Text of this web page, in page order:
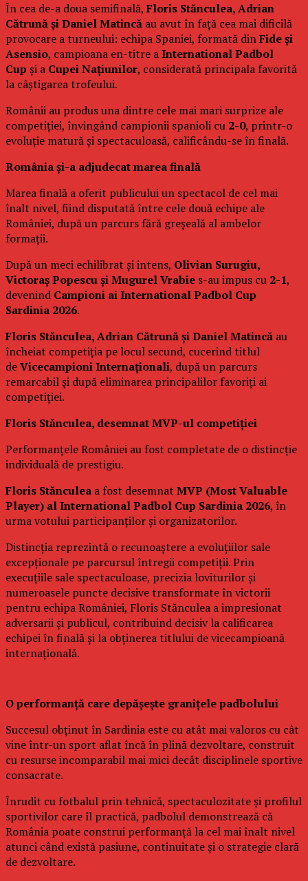
În cea de-a doua semifinală,Floris Stănculea, Adrian
Cătrună și Daniel Matincă au avut în față cea mai dificilă
provocare a turneului: echipa Spaniei, formată dinFide și
Asensio, campioana en-titre aInternational Padbol
Cup și a Cupei Națiunilor, considerată principala favorită
la câștigarea trofeului.
Românii au produs una dintre cele mai mari surprize ale
competiției, învingând campionii spanioli cu 2-0, printr-o
evoluție matură și spectaculoasă, calificându-se în finală.
România și-a adjudecat marea finală
Marea finală a oferit publicului un spectacol de cel mai
înalt nivel, fiind disputată între cele două echipe ale
României, după un parcurs fără greșeală al ambelor
formații.
După un meci echilibrat și intens, Olivian Surugiu,
Victoraș Popescu și Mugurel Vrabie s-au impus cu 2-1,
devenind Campioni ai International Padbol Cup
Sardinia 2026.
Floris Stănculea, Adrian Cătrună și Daniel Matincă au
încheiat competiția pe locul secund, cucerind titlul
deVicecampioni Internaționali, după un parcurs
remarcabil și după eliminarea principalilor favoriți ai
competiției.
Floris Stănculea, desemnat MVP-ul competiției
Performanțele României au fost completate de o distincție
individuală de prestigiu.
Floris Stănculea a fost desemnat MVP (Most Valuable
Player) al International Padbol Cup Sardinia 2026, în
urma votului participanților și organizatorilor.
Distincția reprezintă o recunoaștere a evoluțiilor sale
excepționale pe parcursul întregii competiții. Prin
execuțiile sale spectaculoase, precizia loviturilor și
numeroasele puncte decisive transformate în victorii
pentru echipa României, Floris Stănculea a impresionat
adversarii și publicul, contribuind decisiv la calificarea
echipei în finală și la obținerea titlului de vicecampioană
internațională.
O performanță care depășește granițele padbolului
Succesul obținut în Sardinia este cu atât mai valoros cu cât
vine într-un sport aflat încă în plină dezvoltare, construit
cu resurse incomparabil mai mici decât disciplinele sportive
consacrate.
Înrudit cu fotbalul prin tehnică, spectaculozitate și profilul
sportivilor care îl practică, padbolul demonstrează că
România poate construi performanță la cel mai înalt nivel
atunci când există pasiune, continuitate și o strategie clară
de dezvoltare.